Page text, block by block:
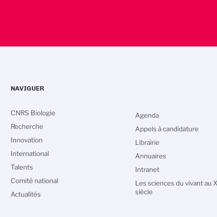
NAVIGUER
CNRS Biologie
Recherche
Innovation
International
Talents
Comité national
Actualités
Agenda
Appels à candidature
Librairie
Annuaires
Intranet
Les sciences du vivant au
siècle